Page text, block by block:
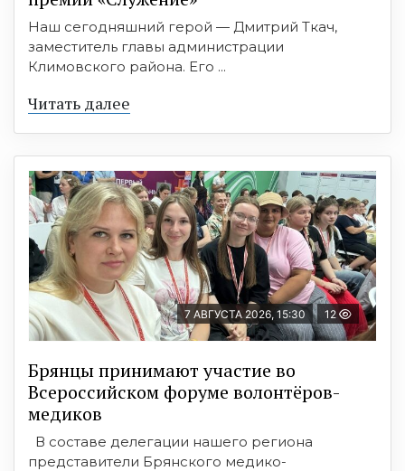
Наш сегодняшний герой — Дмитрий Ткач,
заместитель главы администрации
Климовского района. Его ...
Читать далее
7 АВГУСТА 2026, 15:30 12
Брянцы принимают участие во
Всероссийском форуме волонтёров-
медиков
В составе делегации нашего региона
представители Брянского медико-